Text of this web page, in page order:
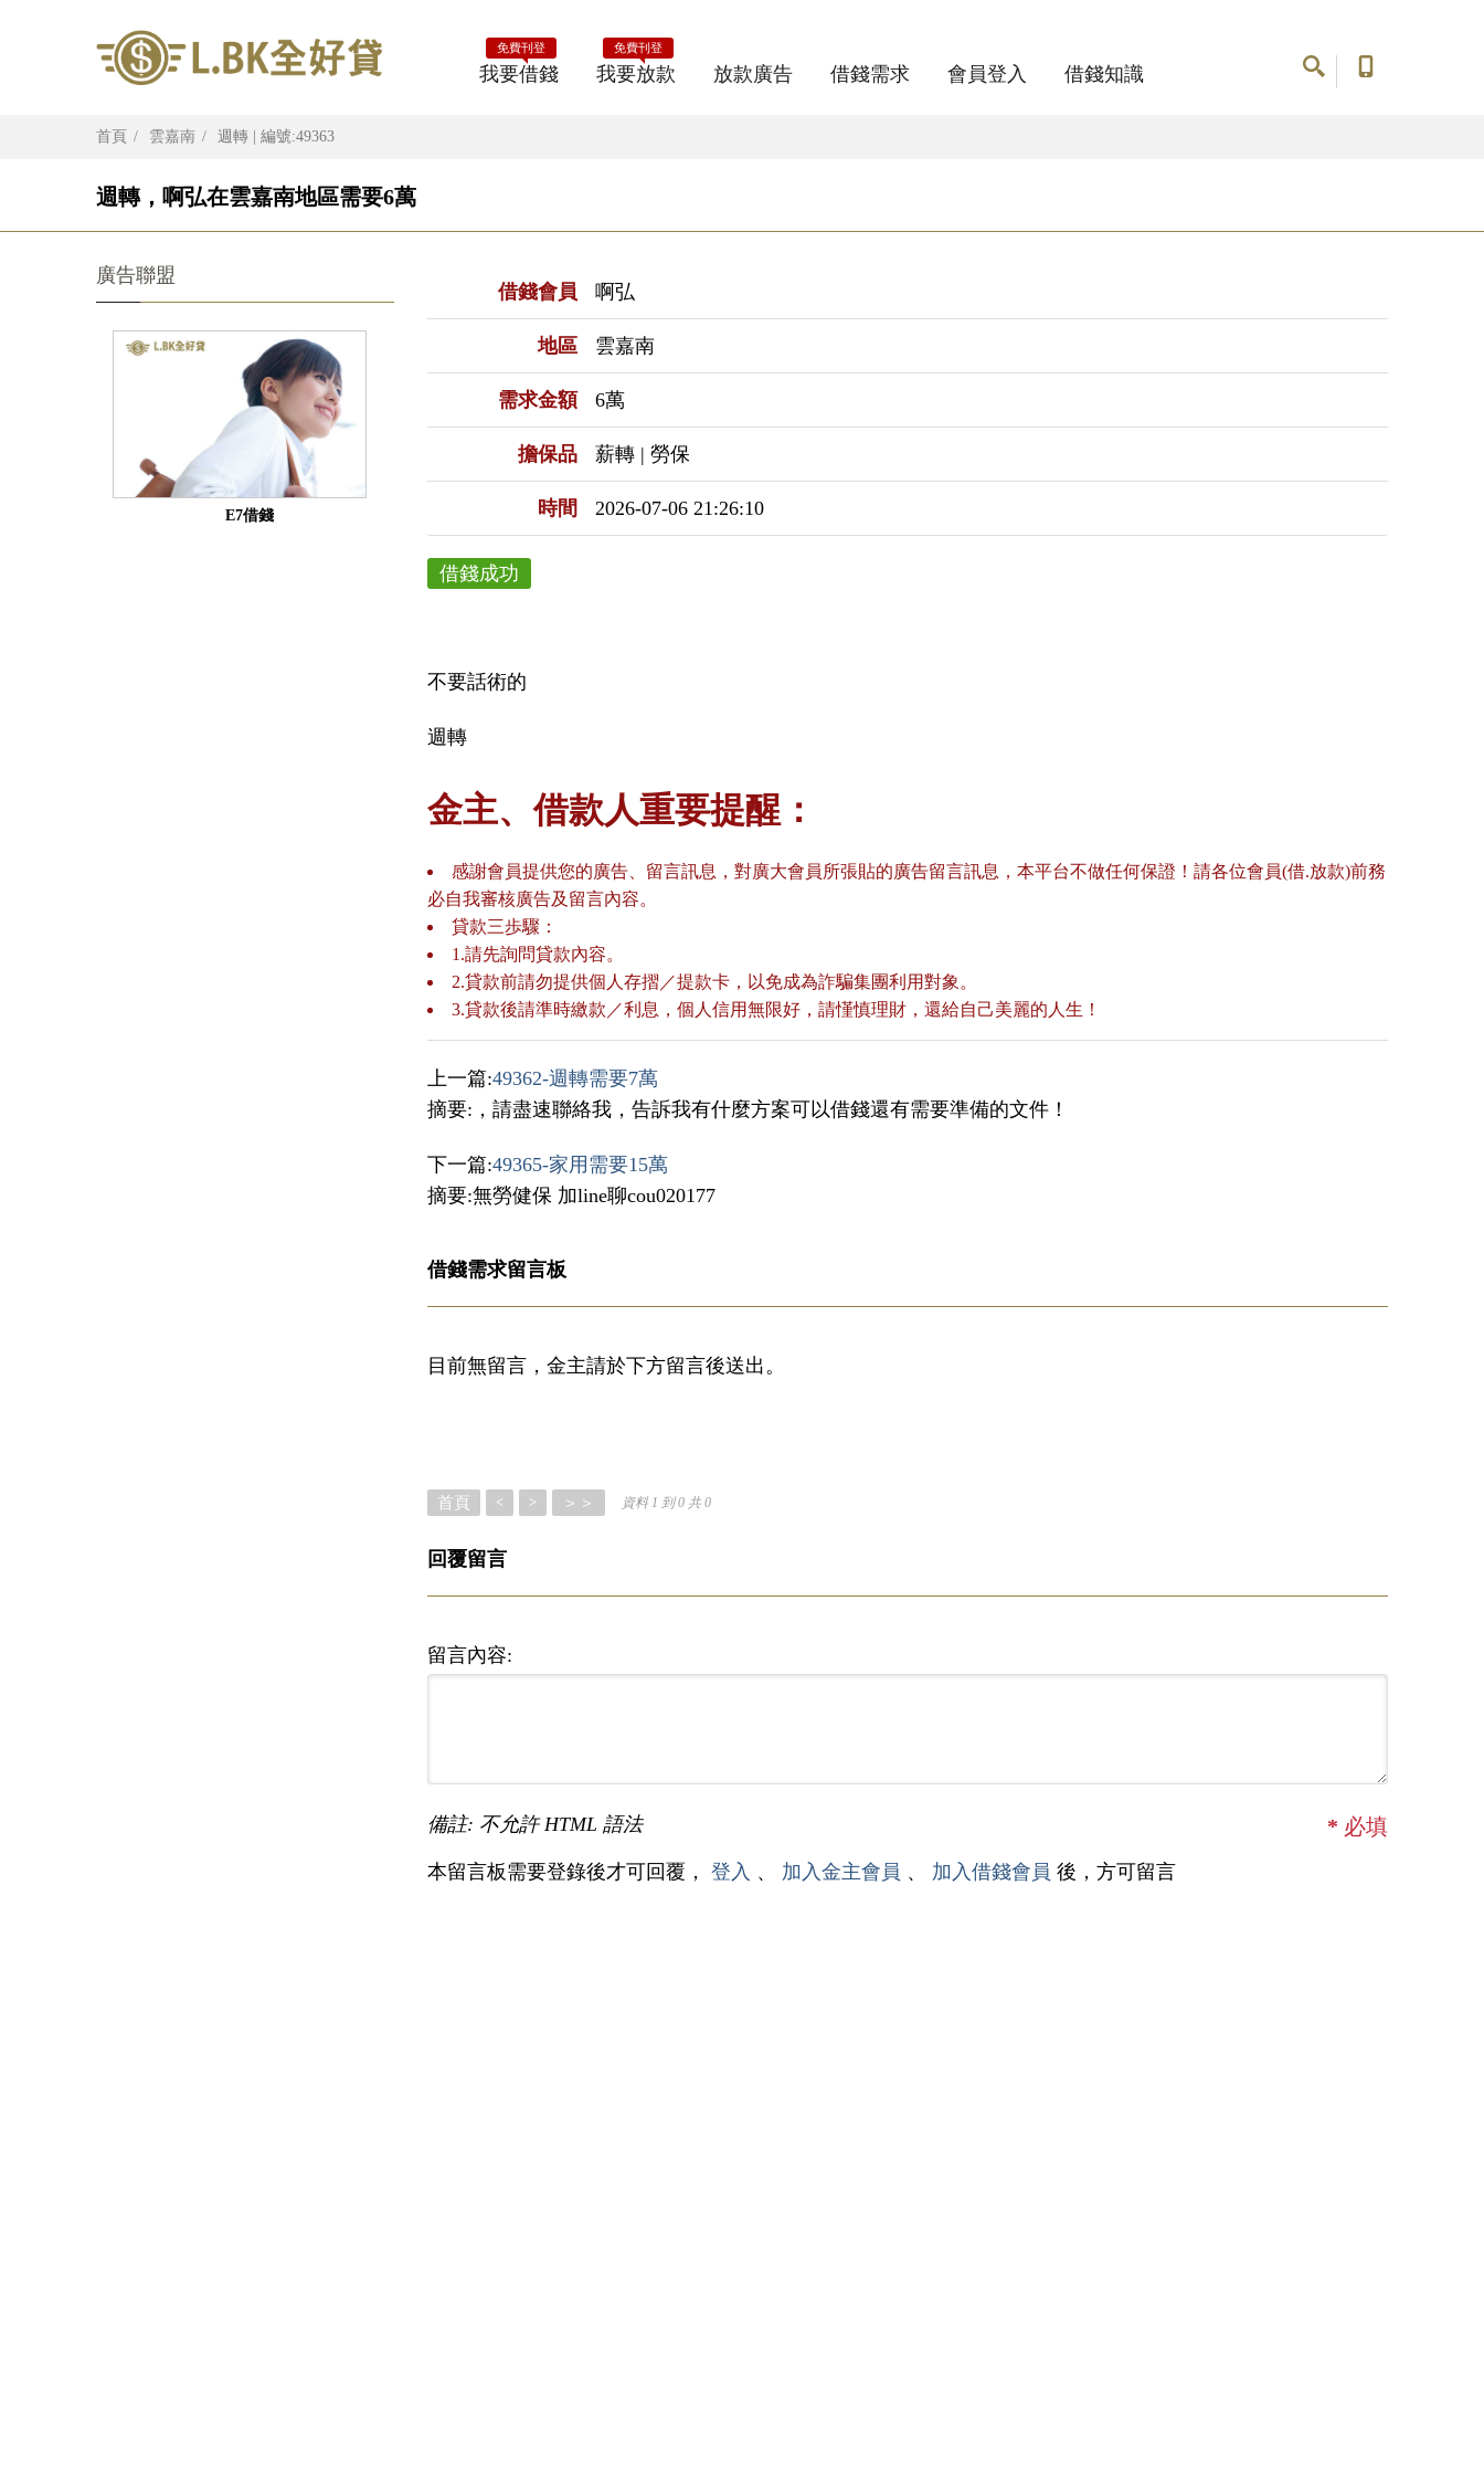
我要借錢
免費刊登
我要放款
免費刊登
放款廣告 借錢需求 會員登入 借錢知識
首頁 雲嘉南 週轉 | 編號:49363
週轉，啊弘在雲嘉南地區需要6萬
借錢會員 啊弘
地區 雲嘉南
需求金額 6萬
擔保品 薪轉 | 勞保
時間 2026-07-06 21:26:10
借錢成功
不要話術的
週轉
金主、借款人重要提醒：
感謝會員提供您的廣告、留言訊息，對廣大會員所張貼的廣告留言訊息，本平台不做任何保證！請各位會員(借.放款)前務
必自我審核廣告及留言內容。
貸款三歩驟：
1.請先詢問貸款內容。
2.貸款前請勿提供個人存摺／提款卡，以免成為詐騙集團利用對象。
3.貸款後請準時繳款／利息，個人信用無限好，請慬慎理財，還給自己美麗的人生！
上一篇:49362-週轉需要7萬
摘要:，請盡速聯絡我，告訴我有什麼方案可以借錢還有需要準備的文件！
下一篇:49365-家用需要15萬
摘要:無勞健保 加line聊cou020177
借錢需求留言板
目前無留言，金主請於下方留言後送出。
首頁 < > ＞＞ 資料 1 到 0 共 0
回覆留言
留言內容:
備註: 不允許 HTML 語法 * 必填
本留言板需要登錄後才可回覆， 登入 、 加入金主會員 、 加入借錢會員 後，方可留言
廣告聯盟
E7借錢